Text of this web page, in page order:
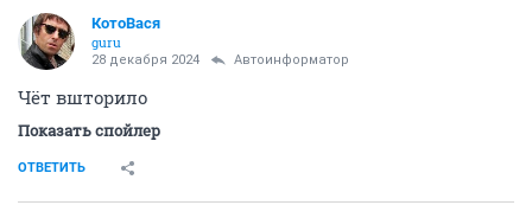
КотоВася
guru
28 декабря 2024 Автоинформатор
Чёт вшторило
Показать спойлер
ОТВЕТИТЬ